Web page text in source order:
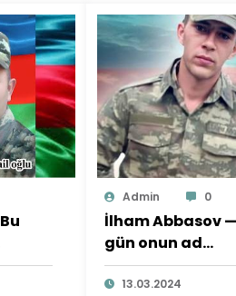
Admin 0
İlham Abbasov
gün onun ad
günüdür
13.03.2024